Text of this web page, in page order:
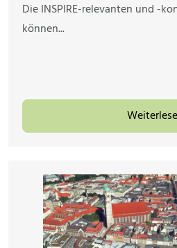
Die INSPIRE-relevanten und -
können...